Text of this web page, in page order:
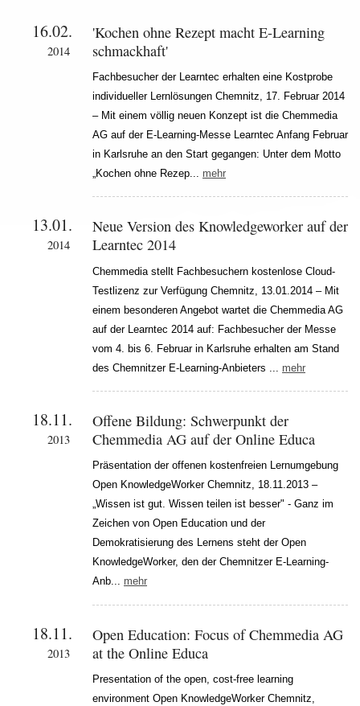
16.02.
2014
'Kochen ohne Rezept macht E-Learning
schmackhaft'
Fachbesucher der Learntec erhalten eine Kostprobe
individueller Lernlösungen Chemnitz, 17. Februar 2014
– Mit einem völlig neuen Konzept ist die Chemmedia
AG auf der E-Learning-Messe Learntec Anfang Februar
in Karlsruhe an den Start gegangen: Unter dem Motto
„Kochen ohne Rezep... mehr
13.01.
2014
Neue Version des Knowledgeworker auf der
Learntec 2014
Chemmedia stellt Fachbesuchern kostenlose Cloud-
Testlizenz zur Verfügung Chemnitz, 13.01.2014 – Mit
einem besonderen Angebot wartet die Chemmedia AG
auf der Learntec 2014 auf: Fachbesucher der Messe
vom 4. bis 6. Februar in Karlsruhe erhalten am Stand
des Chemnitzer E-Learning-Anbieters ... mehr
18.11.
2013
Offene Bildung: Schwerpunkt der
Chemmedia AG auf der Online Educa
Präsentation der offenen kostenfreien Lernumgebung
Open KnowledgeWorker Chemnitz, 18.11.2013 –
„Wissen ist gut. Wissen teilen ist besser" - Ganz im
Zeichen von Open Education und der
Demokratisierung des Lernens steht der Open
KnowledgeWorker, den der Chemnitzer E-Learning-
Anb... mehr
18.11.
2013
Open Education: Focus of Chemmedia AG
at the Online Educa
Presentation of the open, cost-free learning
environment Open KnowledgeWorker Chemnitz,